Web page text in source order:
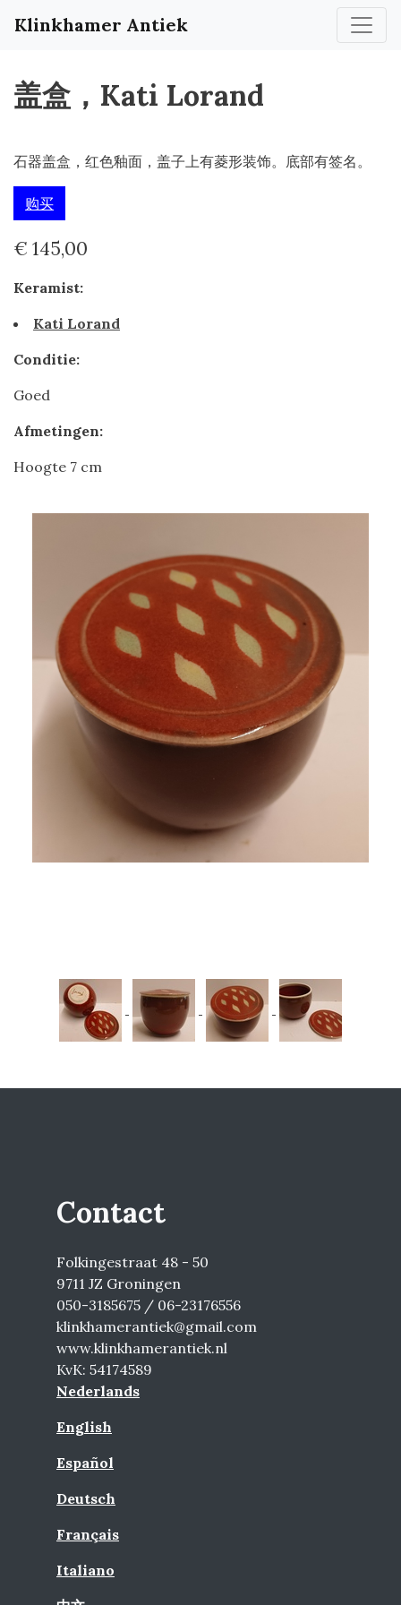
Klinkhamer Antiek
盖盒，Kati Lorand
石器盖盒，红色釉面，盖子上有菱形装饰。底部有签名。
购买
€ 145,00
Keramist:
Kati Lorand
Conditie:
Goed
Afmetingen:
Hoogte 7 cm
Contact
Folkingestraat 48 - 50
9711 JZ Groningen
050-3185675 / 06-23176556
klinkhamerantiek@gmail.com
www.klinkhamerantiek.nl
KvK: 54174589
Nederlands
English
Español
Deutsch
Français
Italiano